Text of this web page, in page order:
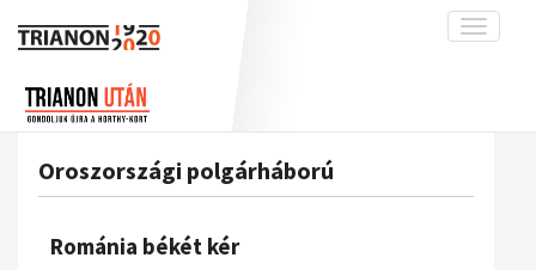
Toggle
interpretációk
A békerendszer megszilárdulása
Munkatársaink
Blog
Oroszországi polgárháború
Románia békét kér